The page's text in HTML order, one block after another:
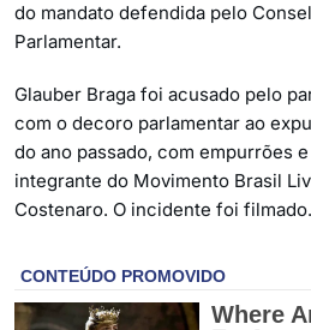
do mandato defendida pelo
Parlamentar.
Glauber Braga foi acusado pelo
com o decoro parlamentar ao
do ano passado, com empurrões
integrante do Movimento Brasil
Costenaro. O incidente foi filmado.